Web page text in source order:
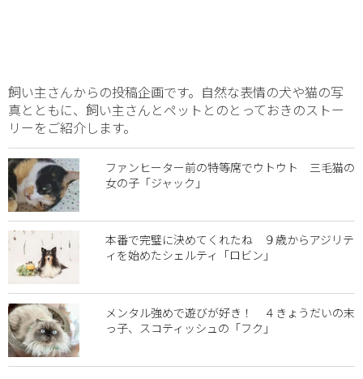
飼い主さんからの投稿企画です。自然な表情の犬や猫の写
真とともに、飼い主さんとペットとのとっておきのストー
リーをご紹介します。
ファンヒーター前の特等席でウトウト 三毛猫の
女の子「ジャック」
本番で完璧に決めてくれたね ９歳からアジリテ
ィを始めたシェルティ「ロビン」
メンタル強めで遊びが好き！ ４きょうだいの末
っ子、スコティッシュの「フク」